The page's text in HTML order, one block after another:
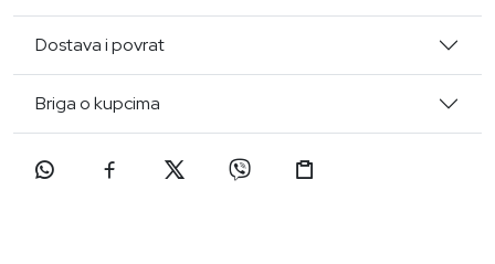
Dostava i povrat
Briga o kupcima